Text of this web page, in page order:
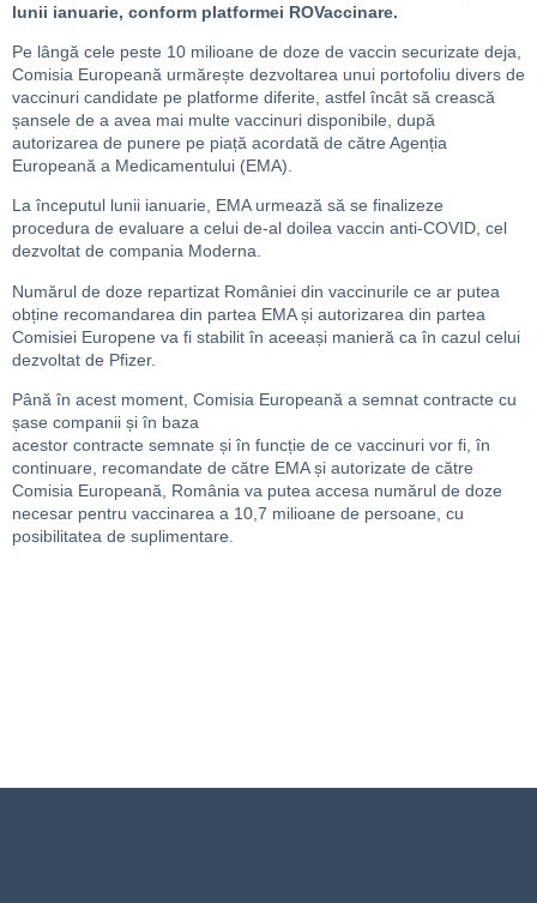
lunii ianuarie, conform platformei ROVaccinare.
Pe lângă cele peste 10 milioane de doze de vaccin securizate deja,
Comisia Europeană urmărește dezvoltarea unui portofoliu divers de
vaccinuri candidate pe platforme diferite, astfel încât să crească
șansele de a avea mai multe vaccinuri disponibile, după
autorizarea de punere pe piață acordată de către Agenția
Europeană a Medicamentului (EMA).
La începutul lunii ianuarie, EMA urmează să se finalizeze
procedura de evaluare a celui de-al doilea vaccin anti-COVID, cel
dezvoltat de compania Moderna.
Numărul de doze repartizat României din vaccinurile ce ar putea
obține recomandarea din partea EMA și autorizarea din partea
Comisiei Europene va fi stabilit în aceeași manieră ca în cazul celui
dezvoltat de Pfizer.
Până în acest moment, Comisia Europeană a semnat contracte cu
șase companii și în baza
acestor contracte semnate și în funcție de ce vaccinuri vor fi, în
continuare, recomandate de către EMA și autorizate de către
Comisia Europeană, România va putea accesa numărul de doze
necesar pentru vaccinarea a 10,7 milioane de persoane, cu
posibilitatea de suplimentare.